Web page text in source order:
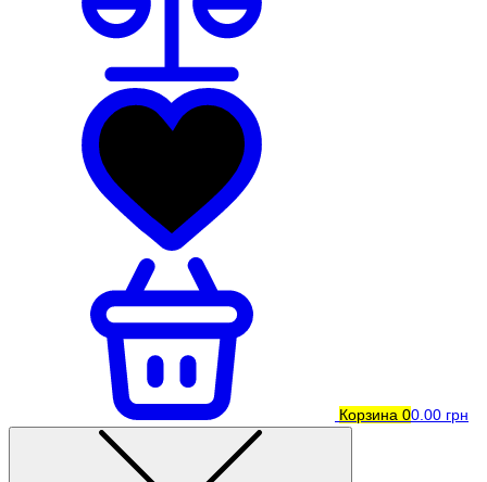
Корзина 00.00 грн